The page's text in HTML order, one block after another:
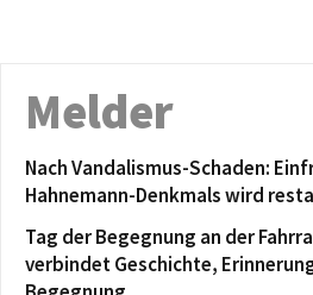
Melder
Nach Vandalismus-Schaden:
Hahnemann-Denkmals wird
Tag der Begegnung an der
verbindet Geschichte,